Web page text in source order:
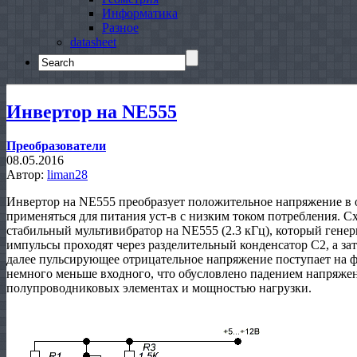
Информатика
Разное
datasheet
Search
for:
Инвертор на NE555
Преобразователи
08.05.2016
Автор: liman28
Инвертор на NE555 преобразует положительное напряжение
применяться для питания уст-в с низким током потребления.
стабильный мультивибратор на NE555 (2.3 кГц), который
импульсы проходят через разделительный конденсатор С2, а
далее пульсирующее отрицательное напряжение поступает
немного меньше входного, что обусловлено падением
полупроводниковых элементах и мощностью нагрузки.